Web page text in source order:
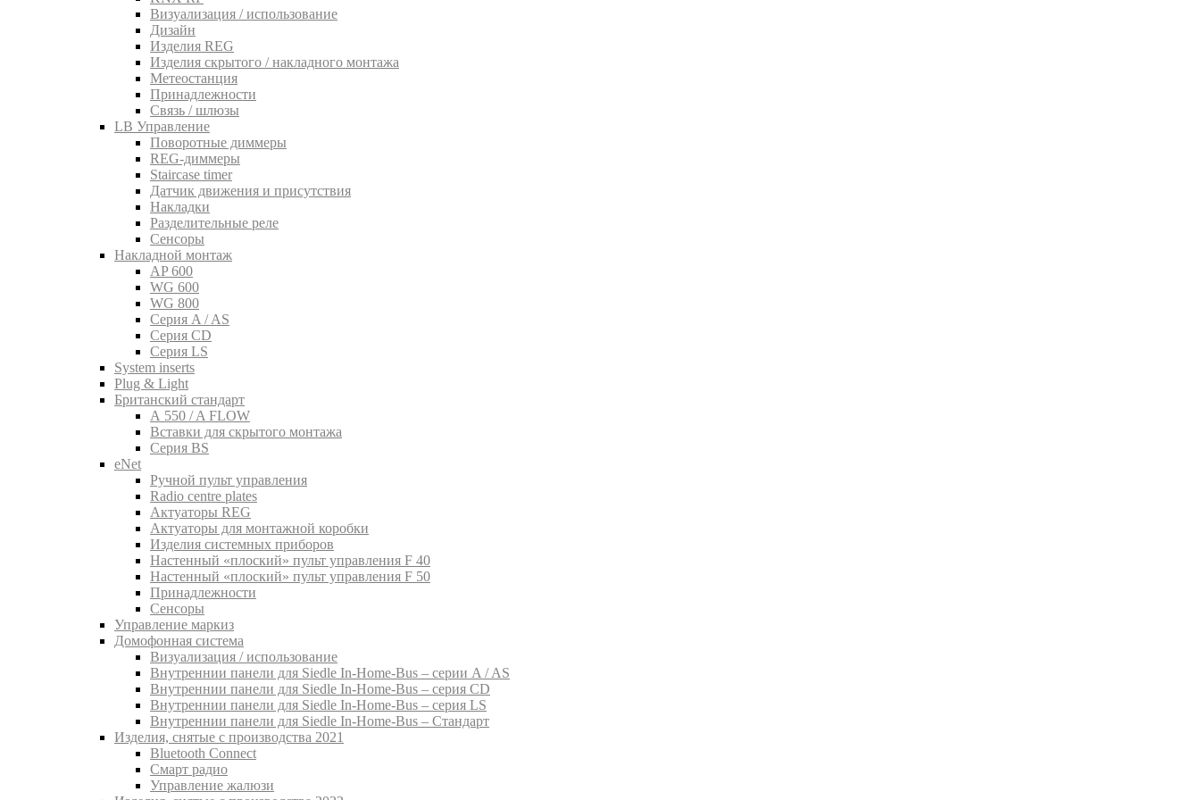
Визуализация / использование
Дизайн
Изделия REG
Изделия скрытого / накладного монтажа
Метеостанция
Принадлежности
Связь / шлюзы
LB Управление
Поворотные диммеры
REG-диммеры
Staircase timer
Датчик движения и присутствия
Накладки
Разделительные реле
Сенсоры
Накладной монтаж
AP 600
WG 600
WG 800
Серия A / AS
Серия CD
Серия LS
System inserts
Plug & Light
Британский стандарт
A 550 / A FLOW
Вставки для скрытого монтажа
Серия BS
eNet
Pучной пульт управления
Radio centre plates
Актуаторы REG
Актуаторы для монтажной коробки
Изделия системных приборов
Настенный «плоский» пульт управления F 40
Настенный «плоский» пульт управления F 50
Принадлежности
Сенсоры
Управление маркиз
Домофонная система
Визуализация / использование
Внутреннии панели для Siedle In-Home-Bus – серии A / AS
Внутреннии панели для Siedle In-Home-Bus – серия CD
Внутреннии панели для Siedle In-Home-Bus – серия LS
Внутреннии панели для Siedle In-Home-Bus – Стандарт
Изделия, снятые с производства 2021
Bluetooth Connect
Смарт радио
Управление жалюзи